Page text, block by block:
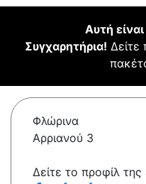
Αυτή
Συγχαρητήρια! Δείτε
Φλώρινα
Αρριανού 3
Δείτε το προφίλ της